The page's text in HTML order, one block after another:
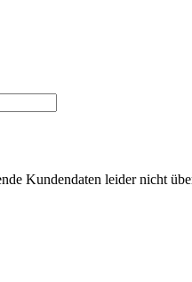
Kundendaten leider nicht